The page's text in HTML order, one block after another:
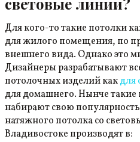
Для кого-то такие потолки
для жилого помещения, по
внешнего вида. Однако это
Дизайнеры разрабатывают
потолочных изделий какдля
для домашнего. Нынче такие
набирают свою
натяжного потолка со
Владивостоке производят в: